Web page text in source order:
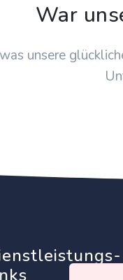
War
unsere